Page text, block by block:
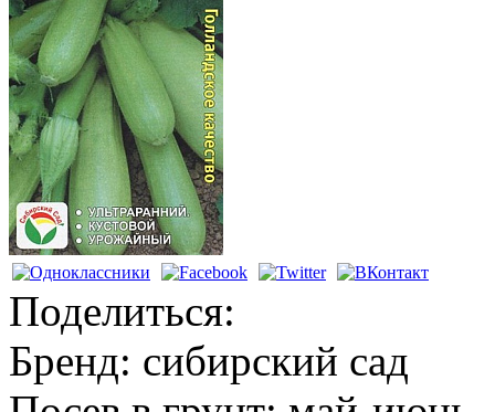
Поделиться:
Бренд: сибирский сад